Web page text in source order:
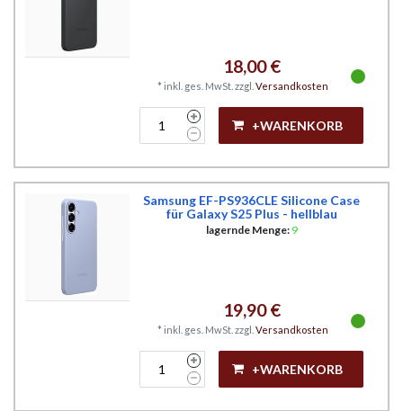
18,00 €
* inkl. ges. MwSt. zzgl. Versandkosten
+WARENKORB
Samsung EF-PS936CLE Silicone Case
für Galaxy S25 Plus - hellblau
lagernde Menge: 9
19,90 €
* inkl. ges. MwSt. zzgl. Versandkosten
+WARENKORB